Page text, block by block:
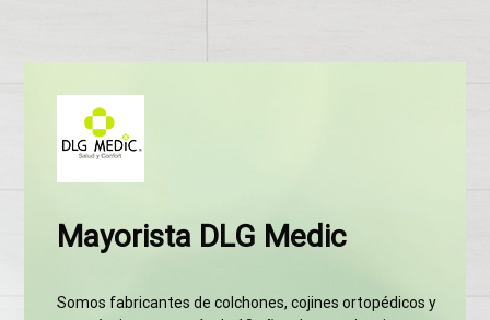
Mayorista DLG Medic
Somos fabricantes de colchones, cojines ortopédicos y